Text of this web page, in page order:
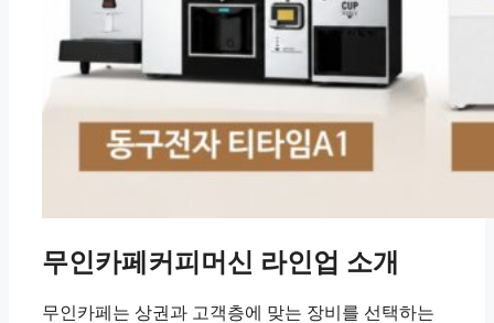
무인카페커피머신 라인업 소개
무인카페는 상권과 고객층에 맞는 장비를 선택하는